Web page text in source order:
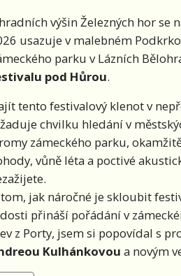
výšin Železných hor se
usazuje v malebném
parku v Lázních
pod Hůrou.
tento festivalový klenot v
chvilku hledání v
zámeckého parku,
vůně léta a poctivé
jak náročné je skloubit
přináší pořádání v
z Porty, jsem si popovídal s
Kulhánkovou a novým